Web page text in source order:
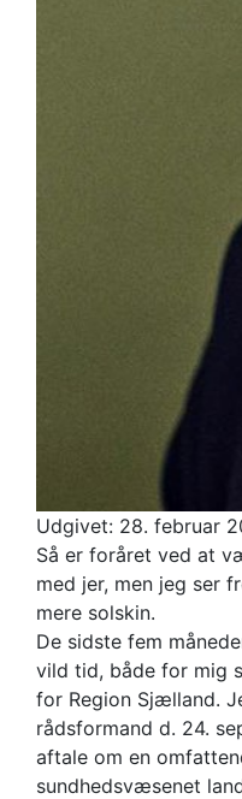
Udgivet: 28. februar
Så er foråret ved at
med jer, men jeg ser
mere solskin.
De sidste fem
vild tid, både for mig
for Region Sjælland.
rådsformand d. 24.
aftale om en
sundhedsvæsenet